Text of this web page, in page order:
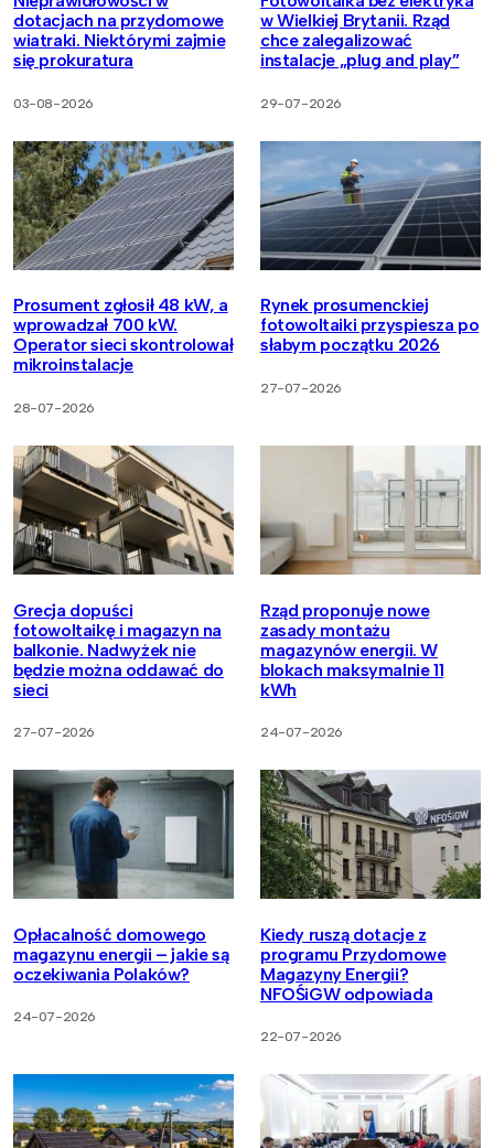
dotacjach na przydomowe
wiatraki. Niektórymi zajmie
się prokuratura
03-08-2026
w Wielkiej Brytanii. Rząd
chce zalegalizować
instalacje „plug and play”
29-07-2026
Prosument zgłosił 48 kW, a
wprowadzał 700 kW.
Operator sieci skontrolował
mikroinstalacje
28-07-2026
Rynek prosumenckiej
fotowoltaiki przyspiesza po
słabym początku 2026
27-07-2026
Grecja dopuści
fotowoltaikę i magazyn na
balkonie. Nadwyżek nie
będzie można oddawać do
sieci
27-07-2026
Rząd proponuje nowe
zasady montażu
magazynów energii. W
blokach maksymalnie 11
kWh
24-07-2026
Opłacalność domowego
magazynu energii – jakie są
oczekiwania Polaków?
24-07-2026
Kiedy ruszą dotacje z
programu Przydomowe
Magazyny Energii?
NFOŚiGW odpowiada
22-07-2026